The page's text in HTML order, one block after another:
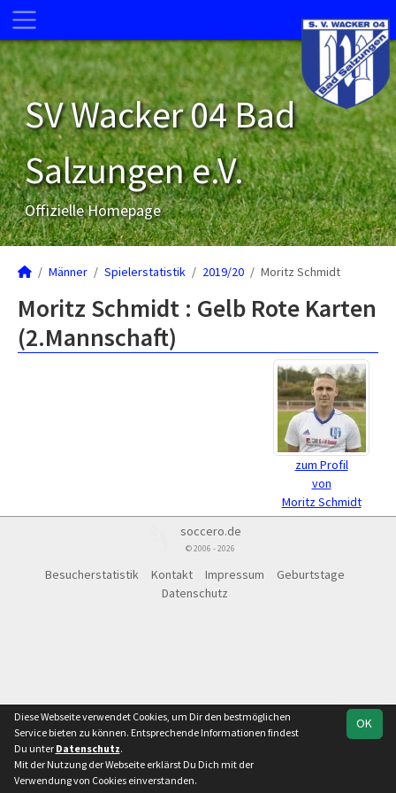
SV Wacker 04 Bad
Salzungen e.V.
Offizielle Homepage
Männer Spielerstatistik 2019/20 Moritz Schmidt
Moritz Schmidt : Gelb Rote Karten
(2.Mannschaft)
zum Profil
von
Moritz Schmidt
soccero.de
© 2006 - 2026
Besucherstatistik Kontakt Impressum
Geburtstage
Datenschutz
OK
Diese Webseite verwendet Cookies, um Dir den bestmöglichen
Service bieten zu können. Entsprechende Informationen findest
Du unter Datenschutz.
Mit der Nutzung der Webseite erklärst Du Dich mit der
Verwendung von Cookies einverstanden.